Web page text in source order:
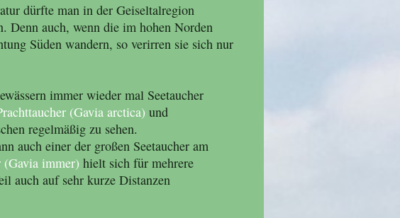
dürfte man in der Geiseltalregion
Denn auch, wenn die im hohen Norden
Süden wandern, so verirren sie sich nur
immer wieder mal Seetaucher
(Gavia arctica) und
regelmäßig zu sehen.
auch einer der großen Seetaucher am
(Gavia immer) hielt sich für mehrere
auch auf sehr kurze Distanzen